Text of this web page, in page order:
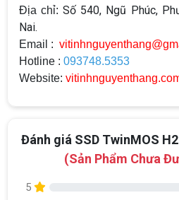
Địa chỉ:Số 540, Ngũ Phúc,
Nai.
Email :
Hotline : 093748.5353
Website:
Đánh giá SSD TwinMOS
(Sản Phẩm Chưa
5